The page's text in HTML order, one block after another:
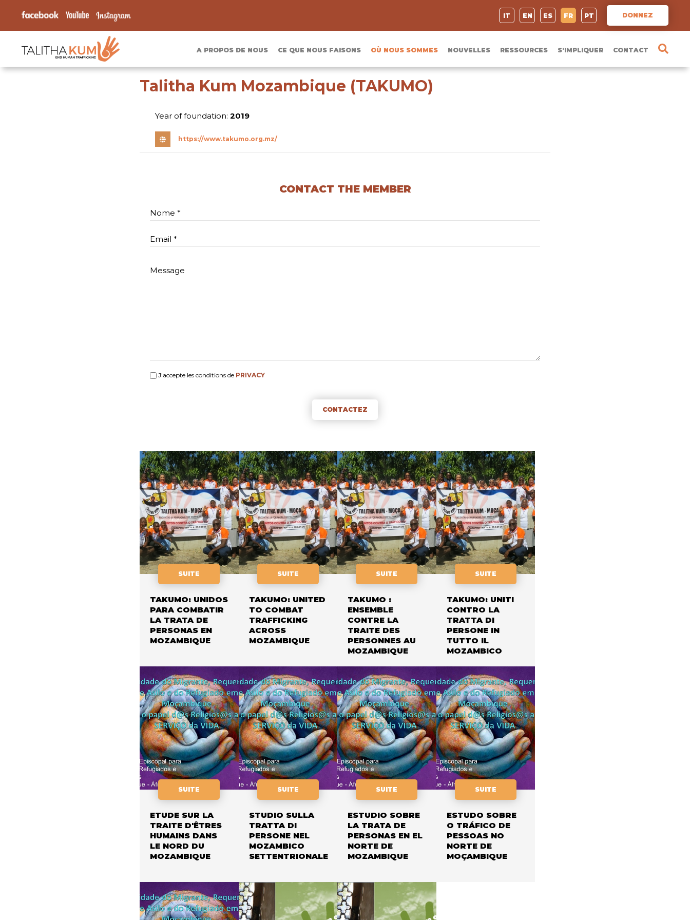
IT EN ES FR PT DONNEZ
A PROPOS DE NOUS CE QUE NOUS FAISONS OÙ NOUS SOMMES NOUVELLES RESSOURCES S'IMPLIQUER CONTACT
Talitha Kum Mozambique (TAKUMO)
Year of foundation: 2019
https://www.takumo.org.mz/
CONTACT THE MEMBER
J'accepte les conditions de PRIVACY
CONTACTEZ
SUITE
TAKUMO: UNIDOS
PARA COMBATIR
LA TRATA DE
PERSONAS EN
MOZAMBIQUE
SUITE
TAKUMO: UNITED
TO COMBAT
TRAFFICKING
ACROSS
MOZAMBIQUE
SUITE
TAKUMO :
ENSEMBLE
CONTRE LA
TRAITE DES
PERSONNES AU
MOZAMBIQUE
SUITE
TAKUMO: UNITI
CONTRO LA
TRATTA DI
PERSONE IN
TUTTO IL
MOZAMBICO
SUITE
ETUDE SUR LA
TRAITE D'ÊTRES
HUMAINS DANS
LE NORD DU
MOZAMBIQUE
SUITE
STUDIO SULLA
TRATTA DI
PERSONE NEL
MOZAMBICO
SETTENTRIONALE
SUITE
ESTUDIO SOBRE
LA TRATA DE
PERSONAS EN EL
NORTE DE
MOZAMBIQUE
SUITE
ESTUDO SOBRE
O TRÁFICO DE
PESSOAS NO
NORTE DE
MOÇAMBIQUE